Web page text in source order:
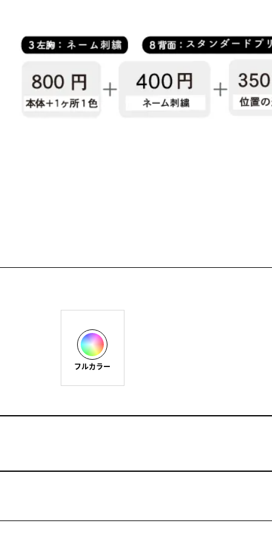
フルカラー